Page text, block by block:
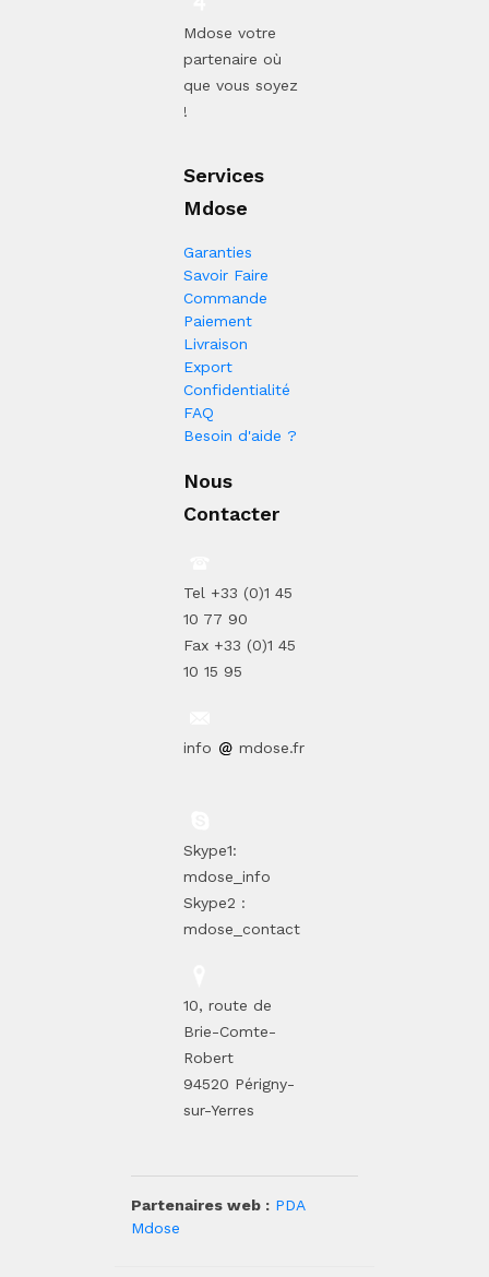
Mdose votre
partenaire où
que vous soyez
!
Services
Mdose
Garanties
Savoir Faire
Commande
Paiement
Livraison
Export
Confidentialité
FAQ
Besoin d'aide ?
Nous
Contacter
Tel +33 (0)1 45
10 77 90
Fax +33 (0)1 45
10 15 95
info mdose.fr
Skype1:
mdose_info
Skype2 :
mdose_contact
10, route de
Brie-Comte-
Robert
94520 Périgny-
sur-Yerres
Partenaires web : PDA
Mdose